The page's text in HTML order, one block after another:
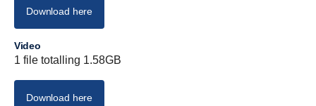
Download here
Video
1 file totalling 1.58GB
Download here